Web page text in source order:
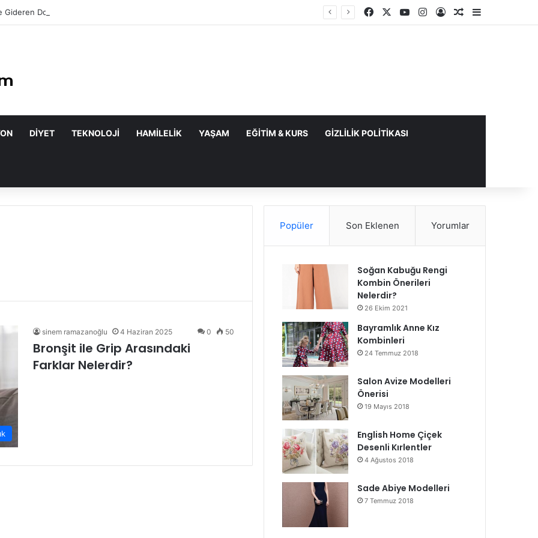
Gideren Doğal Maskeler Nasıl Yapılır? FacebookYouTubeInstagram
Kayıt OlRastgele Makale
Kenar
DIYET TEKNOLOJI HAMILELIK YAŞAM EĞITIM & KURS GIZLILIK POLITIKASI
sinem ramazanoğlu 4 Haziran 2025 0 50
Bronşit ile Grip Arasındaki
Farklar Nelerdir?
Popüler Son Eklenen Yorumlar
Soğan Kabuğu Rengi
Kombin Önerileri
Nelerdir?
26 Ekim 2021
Bayramlık Anne Kız
Kombinleri
24 Temmuz 2018
Salon Avize Modelleri
Önerisi
19 Mayıs 2018
English Home Çiçek
Desenli Kırlentler
4 Ağustos 2018
Sade Abiye Modelleri
7 Temmuz 2018